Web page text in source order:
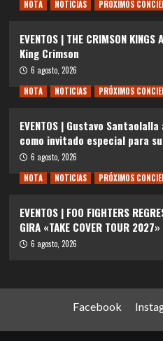
NOTA
NOTICIAS PRÓXIMOS
EVENTOS | THE CRIMSON
King Crimson
6 agosto, 2026
NOTA
NOTICIAS PRÓXIMOS
EVENTOS | Gustavo
como invitado especial para
6 agosto, 2026
NOTA
NOTICIAS PRÓXIMOS
EVENTOS | FOO FIGHTERS
GIRA «TAKE COVER TOUR 2027»
6 agosto, 2026
Facebook